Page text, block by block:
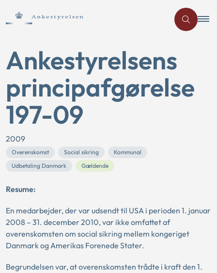
Ankestyrelsens
principafgørelse
197-09
2009
Overenskomst Social sikring
Kommunal
Udbetaling Danmark
Gældende
Resume:
En medarbejder, der var udsendt til USA i perioden 1. januar
2008 – 31. december 2010, var ikke omfattet af
overenskomsten om social sikring mellem kongeriget
Danmark og Amerikas Forenede Stater.
Begrundelsen var, at overenskomsten trådte i kraft den 1.